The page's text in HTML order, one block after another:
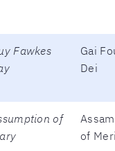
Fawkes
Gai
Dei
of
of